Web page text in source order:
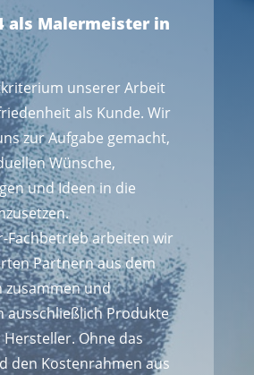
als Malermeister in
unserer Arbeit
als Kunde. Wir
zur Aufgabe gemacht,
Wünsche,
und Ideen in die
Fachbetrieb arbeiten wir
Partnern aus dem
zusammen und
ausschließlich Produkte
Ohne das
den Kostenrahmen aus